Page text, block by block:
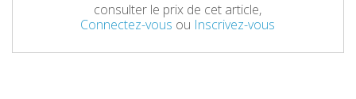
consulter le prix de cet article,
Connectez-vous ou Inscrivez-vous